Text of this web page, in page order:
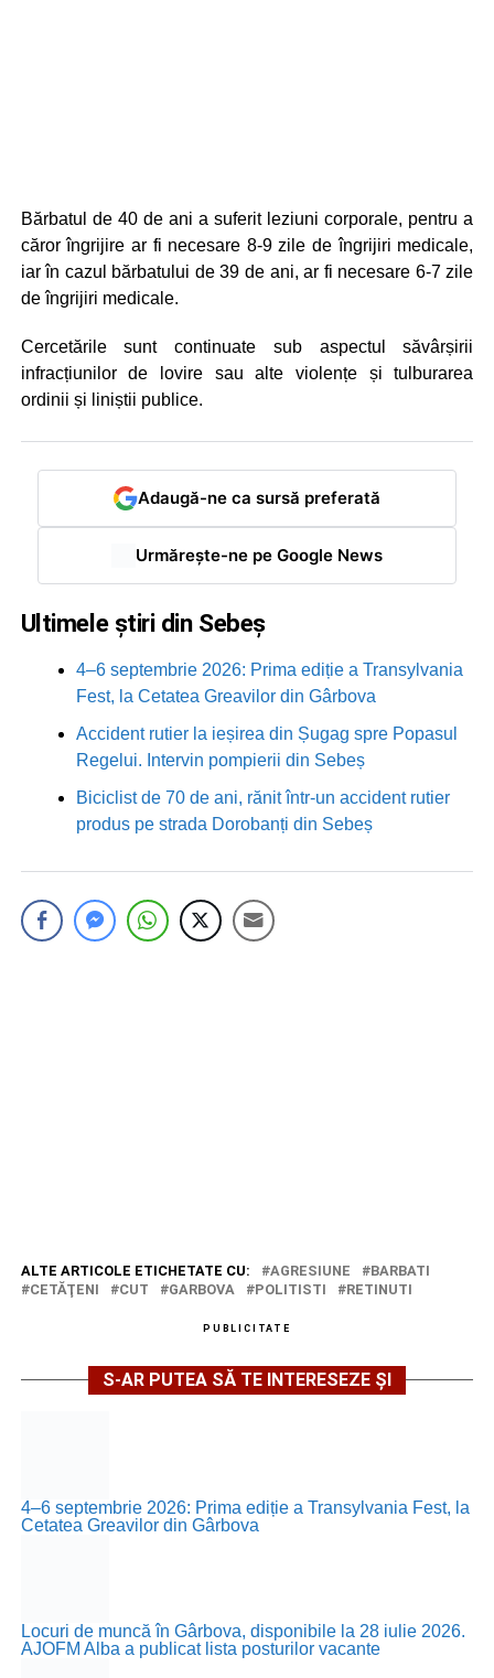
Bărbatul de 40 de ani a suferit leziuni corporale, pentru a
căror îngrijire ar fi necesare 8-9 zile de îngrijiri medicale,
iar în cazul bărbatului de 39 de ani, ar fi necesare 6-7 zile
de îngrijiri medicale.
Cercetările sunt continuate sub aspectul săvârșirii
infracțiunilor de lovire sau alte violențe și tulburarea
ordinii și liniștii publice.
Adaugă-ne ca sursă preferată
Urmărește-ne pe Google News
Ultimele știri din Sebeș
4–6 septembrie 2026: Prima ediție a Transylvania
Fest, la Cetatea Greavilor din Gârbova
Accident rutier la ieșirea din Șugag spre Popasul
Regelui. Intervin pompierii din Sebeș
Biciclist de 70 de ani, rănit într-un accident rutier
produs pe strada Dorobanți din Sebeș
ALTE ARTICOLE ETICHETATE CU: AGRESIUNE
BARBATI
CETĂŢENI
CUT GARBOVA POLITISTI RETINUTI
PUBLICITATE
S-AR PUTEA SĂ TE INTERESEZE ȘI
4–6 septembrie 2026: Prima ediție a Transylvania Fest, la
Cetatea Greavilor din Gârbova
Locuri de muncă în Gârbova, disponibile la 28 iulie 2026.
AJOFM Alba a publicat lista posturilor vacante